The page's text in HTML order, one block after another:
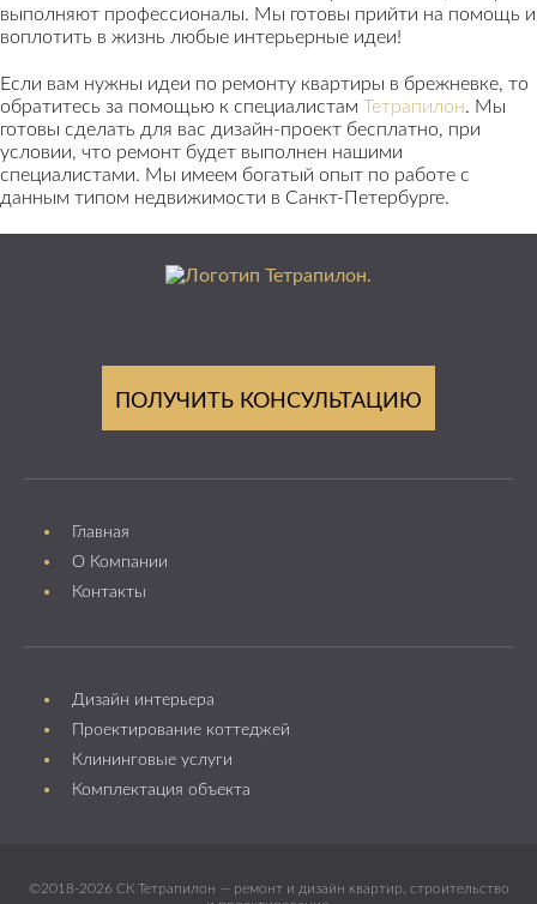
выполняют профессионалы. Мы готовы прийти на помощь и
воплотить в жизнь любые интерьерные идеи!
Если вам нужны идеи по ремонту квартиры в брежневке, то
обратитесь за помощью к специалистам Тетрапилон. Мы
готовы сделать для вас дизайн-проект бесплатно, при
условии, что ремонт будет выполнен нашими
специалистами. Мы имеем богатый опыт по работе с
данным типом недвижимости в Санкт-Петербурге.
Главная
О Компании
Контакты
ПОЛУЧИТЬ КОНСУЛЬТАЦИЮ
Дизайн интерьера
Проектирование коттеджей
Клининговые услуги
Комплектация объекта
©2018-2026 СК Тетрапилон — ремонт и дизайн квартир, строительство